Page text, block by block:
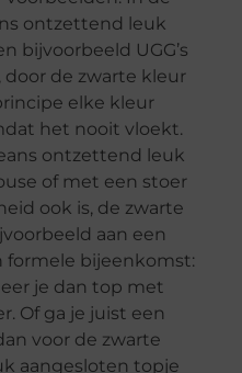
ontzettend leuk
bijvoorbeeld UGG’s
door de zwarte kleur
elke kleur
het nooit vloekt.
ontzettend leuk
of met een stoer
ook is, de zwarte
aan een
formele bijeenkomst:
je dan top met
Of ga je juist een
voor de zwarte
aangesloten topje